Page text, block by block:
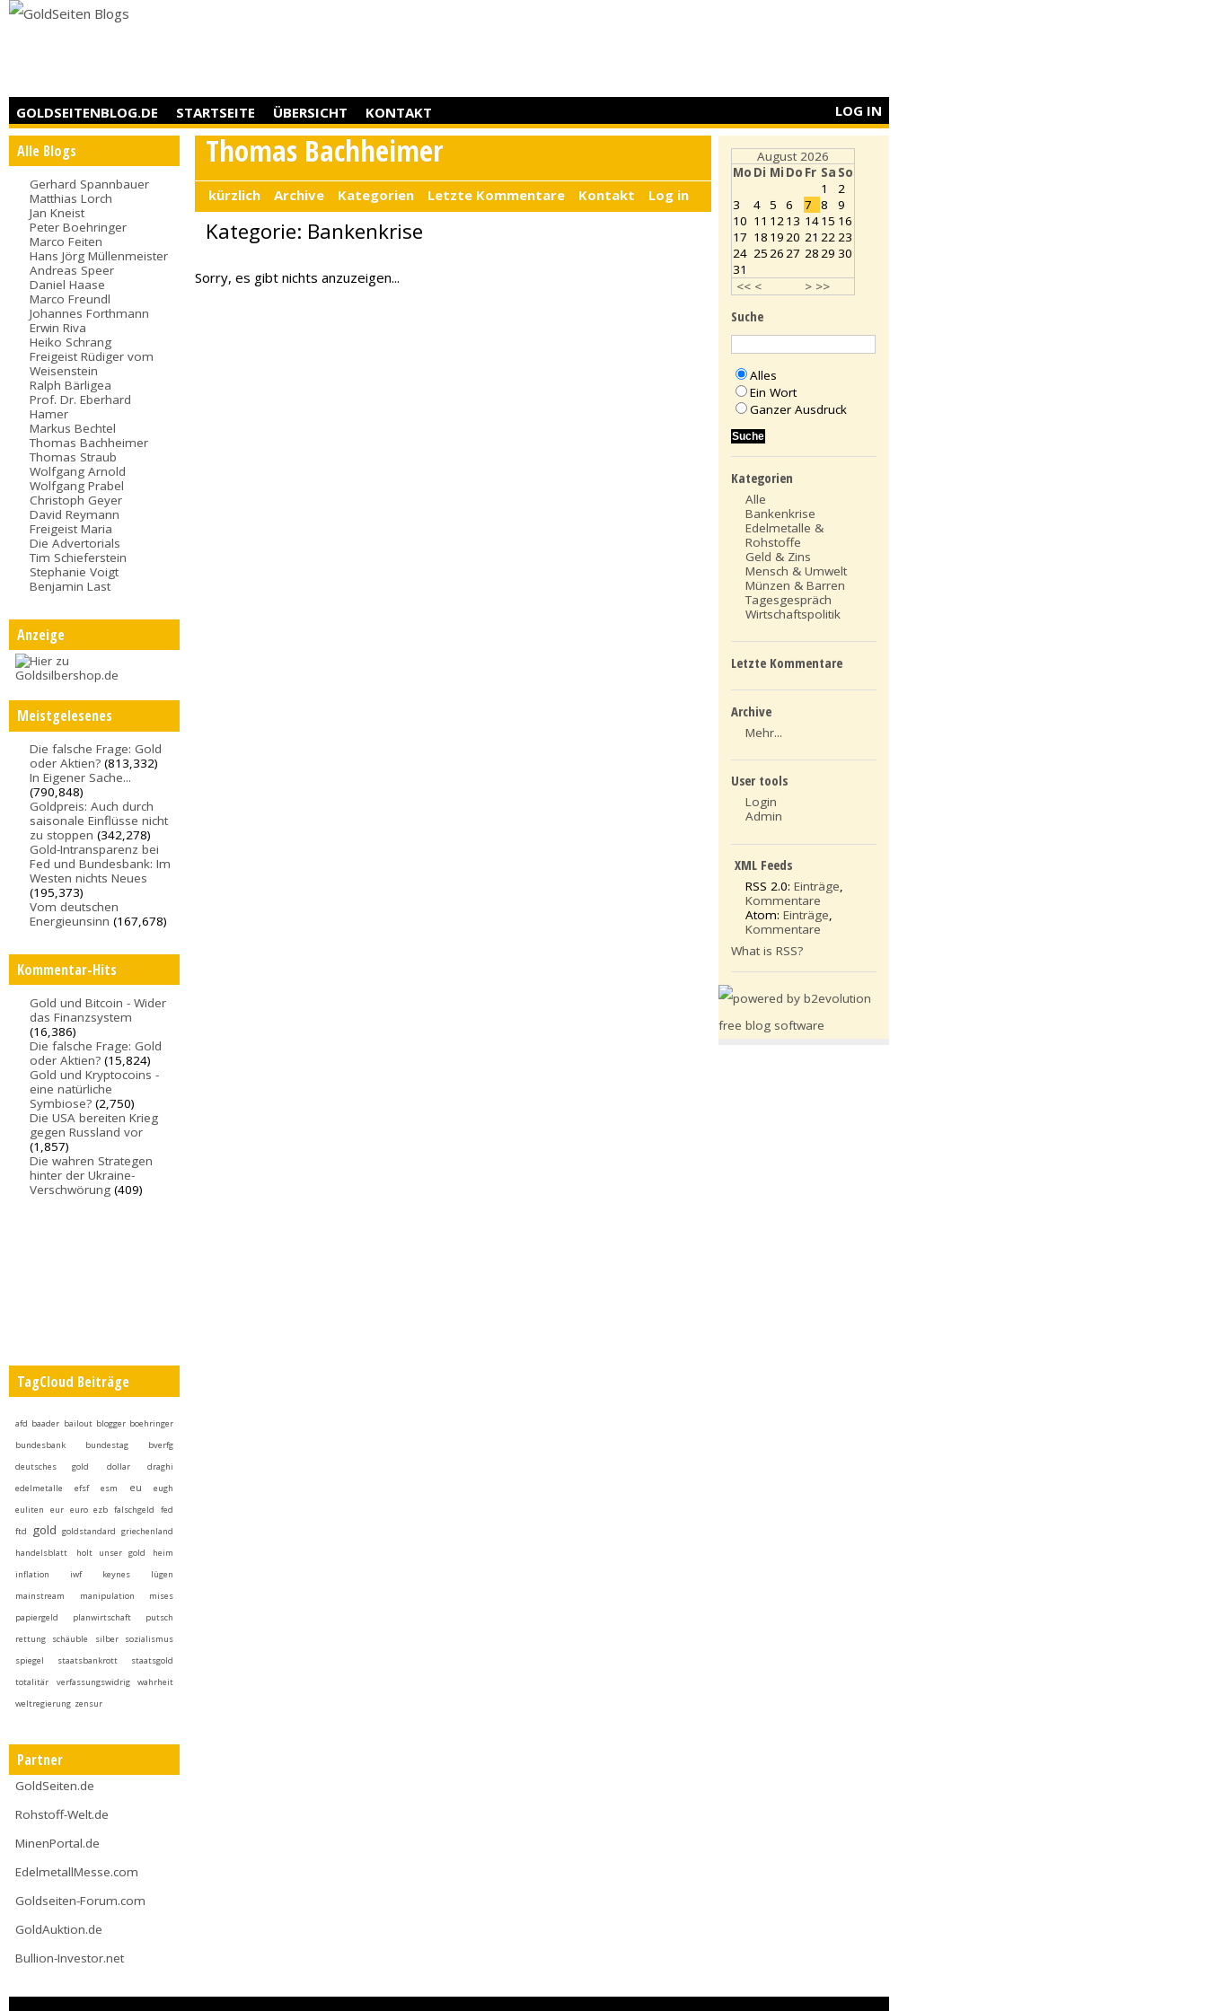
GOLDSEITENBLOG.DE STARTSEITE ÜBERSICHT KONTAKT LOG IN
Alle Blogs
Gerhard Spannbauer
Matthias Lorch
Jan Kneist
Peter Boehringer
Marco Feiten
Hans Jörg Müllenmeister
Andreas Speer
Daniel Haase
Marco Freundl
Johannes Forthmann
Erwin Riva
Heiko Schrang
Freigeist Rüdiger vom
Weisenstein
Ralph Bärligea
Prof. Dr. Eberhard
Hamer
Markus Bechtel
Thomas Bachheimer
Thomas Straub
Wolfgang Arnold
Wolfgang Prabel
Christoph Geyer
David Reymann
Freigeist Maria
Die Advertorials
Tim Schieferstein
Stephanie Voigt
Benjamin Last
Anzeige
Meistgelesenes
Die falsche Frage: Gold
oder Aktien? (813,332)
In Eigener Sache...
(790,848)
Goldpreis: Auch durch
saisonale Einflüsse nicht
zu stoppen (342,278)
Gold-Intransparenz bei
Fed und Bundesbank: Im
Westen nichts Neues
(195,373)
Vom deutschen
Energieunsinn (167,678)
Kommentar-Hits
Gold und Bitcoin - Wider
das Finanzsystem
(16,386)
Die falsche Frage: Gold
oder Aktien? (15,824)
Gold und Kryptocoins -
eine natürliche
Symbiose? (2,750)
Die USA bereiten Krieg
gegen Russland vor
(1,857)
Die wahren Strategen
hinter der Ukraine-
Verschwörung (409)
TagCloud Beiträge
afd baader bailout blogger boehringer
bundesbank
bundestag
bverfg
deutsches gold
dollar
draghi
edelmetalle
efsf esm eu
eugh
euliten
eur euro ezb falschgeld
fed
ftd
gold goldstandard griechenland
handelsblatt
holt unser gold heim
inflation
iwf keynes
lügen
mainstream
manipulation
mises
papiergeld
planwirtschaft
putsch
rettung
schäuble silber
sozialismus
spiegel
staatsbankrott
staatsgold
totalitär
verfassungswidrig
wahrheit
weltregierung zensur
Partner
GoldSeiten.de
Rohstoff-Welt.de
MinenPortal.de
EdelmetallMesse.com
Goldseiten-Forum.com
GoldAuktion.de
Bullion-Investor.net
Thomas Bachheimer
kürzlich Archive Kategorien Letzte Kommentare Kontakt Log in
Kategorie: Bankenkrise
Sorry, es gibt nichts anzuzeigen...
August 2026
Mo Di Mi Do Fr Sa So
<< < > >>
1
2
3
4 5 6 7 8
9
10 11 1213 1415 16
17 18 1920 21 2223
24 252627 2829 30
31
Suche
Alles
Ein Wort
Ganzer Ausdruck
Kategorien
Alle
Bankenkrise
Edelmetalle &
Rohstoffe
Geld & Zins
Mensch & Umwelt
Münzen & Barren
Tagesgespräch
Wirtschaftspolitik
Letzte Kommentare
Archive
Mehr...
User tools
Login
Admin
XML Feeds
RSS 2.0:Einträge,
Kommentare
Atom:Einträge,
Kommentare
What is RSS?